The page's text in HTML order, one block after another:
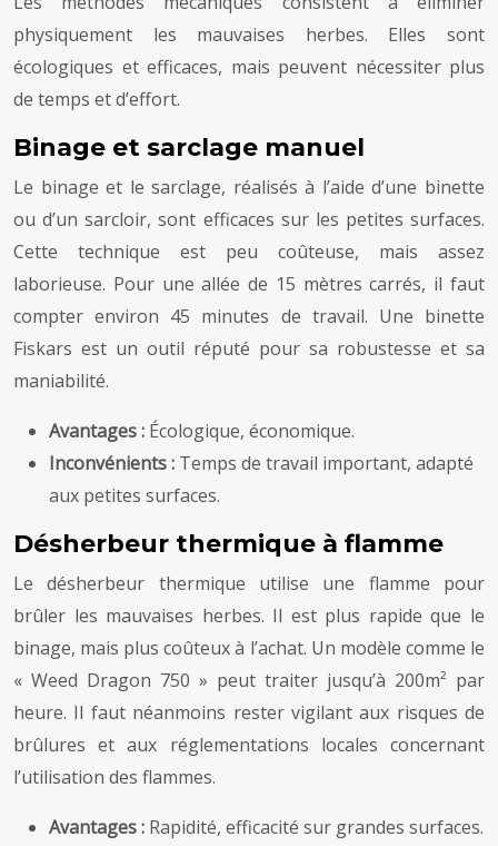
physiquement les mauvaises herbes. Elles sont
écologiques et efficaces, mais peuvent nécessiter plus
de temps et d’effort.
Binage et sarclage manuel
Le binage et le sarclage, réalisés à l’aide d’une binette
ou d’un sarcloir, sont efficaces sur les petites surfaces.
Cette technique est peu coûteuse, mais assez
laborieuse. Pour une allée de 15 mètres carrés, il faut
compter environ 45 minutes de travail. Une binette
Fiskars est un outil réputé pour sa robustesse et sa
maniabilité.
Avantages : Écologique, économique.
Inconvénients : Temps de travail important, adapté
aux petites surfaces.
Désherbeur thermique à flamme
Le désherbeur thermique utilise une flamme pour
brûler les mauvaises herbes. Il est plus rapide que le
binage, mais plus coûteux à l’achat. Un modèle comme le
« Weed Dragon 750 » peut traiter jusqu’à 200m² par
heure. Il faut néanmoins rester vigilant aux risques de
brûlures et aux réglementations locales concernant
l’utilisation des flammes.
Avantages : Rapidité, efficacité sur grandes surfaces.